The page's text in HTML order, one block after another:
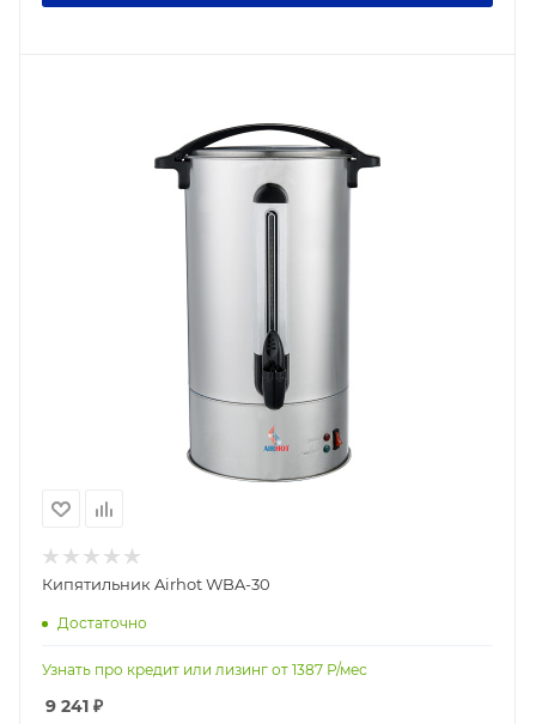
Кипятильник Airhot WBA-30
Достаточно
Узнать про кредит или лизинг от 1387 Р/мес
9 241 ₽